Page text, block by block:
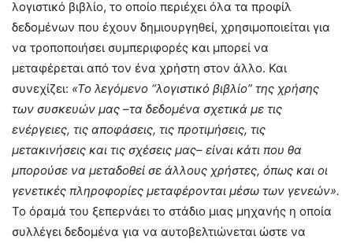
λογιστικό βιβλίο, το οποίο περιέχει όλα τα προφίλ
δεδομένων που έχουν δημιουργηθεί, χρησιμοποιείται για
να τροποποιήσει συμπεριφορές και μπορεί να
μεταφέρεται από τον ένα χρήστη στον άλλο. Και
συνεχίζει: «Το λεγόμενο “λογιστικό βιβλίο” της χρήσης
των συσκευών μας –τα δεδομένα σχετικά με τις
ενέργειες, τις αποφάσεις, τις προτιμήσεις, τις
μετακινήσεις και τις σχέσεις μας– είναι κάτι που θα
μπορούσε να μεταδοθεί σε άλλους χρήστες, όπως και οι
γενετικές πληροφορίες μεταφέρονται μέσω των γενεών».
Το όραμά του ξεπερνάει το στάδιο μιας μηχανής η οποία
συλλέγει δεδομένα για να αυτοβελτιώνεται ώστε να